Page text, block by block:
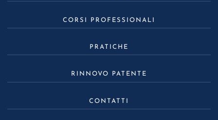
CORSI PROFESSIONALI
PRATICHE
RINNOVO PATENTE
CONTATTI